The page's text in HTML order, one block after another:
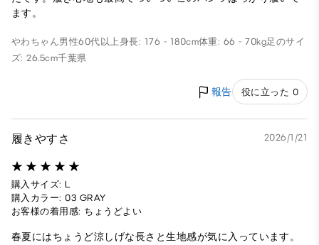
ます。
やわちゃん男性60代以上身長: 176 - 180cm体重: 66 - 70kg足のサイ
ズ: 26.5cm千葉県
報告 役に立った 0
履きやすさ 2026/1/21
購入サイズ: L
購入カラー: 03 GRAY
お客様の着用感: ちょうどよい
春夏にはちょうど涼しげな長さと生地感が気に入っています。